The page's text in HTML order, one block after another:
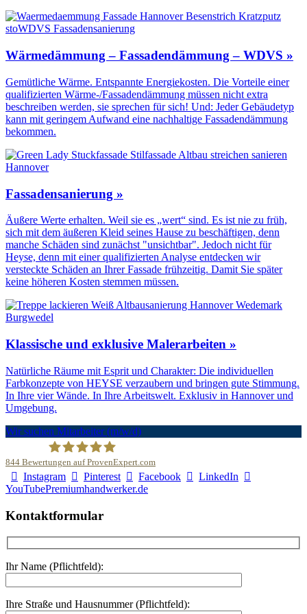
Wärmedämmung – Fassadendämmung – WDVS »
Gemütliche Wärme. Entspannte Energiekosten. Die Vorteile einer
qualifizierten Wärme-/Fassadendämmung müssen nicht extra
beschreiben werden, sie sprechen für sich! Und: Jeder Gebäudetyp
kann mit geringem Aufwand eine nachhaltige Fassadendämmung
bekommen.
Fassadensanierung »
Äußere Werte erhalten. Weil sie es „wert“ sind. Es ist nie zu früh,
sich mit dem äußeren Kleid seines Hause zu beschäftigen, denn
manche Schäden sind zunächst "unsichtbar". Jedoch nicht für
Heyse, denn mit einer qualifizierten Analyse entdecken wir
versteckte Schäden an Ihrer Fassade frühzeitig. Damit Sie später
keine höheren Kosten stemmen müssen.
Klassische und exklusive Malerarbeiten »
Natürliche Räume mit Esprit und Charakter: Die individuellen
Farbkonzepte von HEYSE verzaubern und bringen gute Stimmung.
In Ihre vier Wände. In Ihre Arbeitswelt. Exklusiv in Hannover und
Umgebung.
Wir suchen Mitarbeiter (m/w/d)
Malerfachbetrieb HEYSE GmbH & Co.KG
844 Bewertungen auf ProvenExpert.com
Instagram Pinterest Facebook
LinkedIn
YouTubePremiumhandwerker.de
Kontaktformular
Ihr Name (Pflichtfeld):
Ihre Straße und Hausnummer (Pflichtfeld):